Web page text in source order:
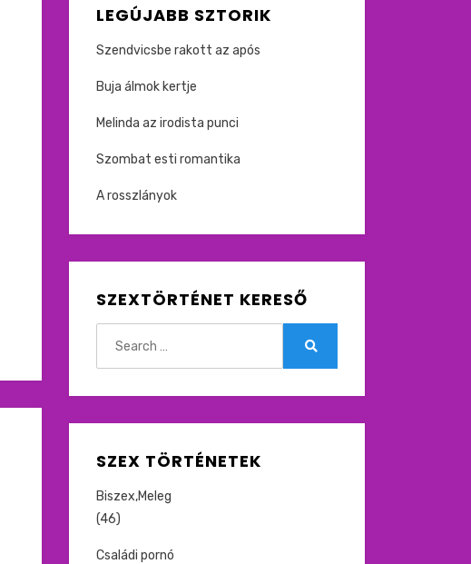
LEGÚJABB SZTORIK
Szendvicsbe rakott az após
Buja álmok kertje
Melinda az irodista punci
Szombat esti romantika
A rosszlányok
SZEXTÖRTÉNET KERESŐ
SZEX TÖRTÉNETEK
Biszex,Meleg
(46)
Családi pornó